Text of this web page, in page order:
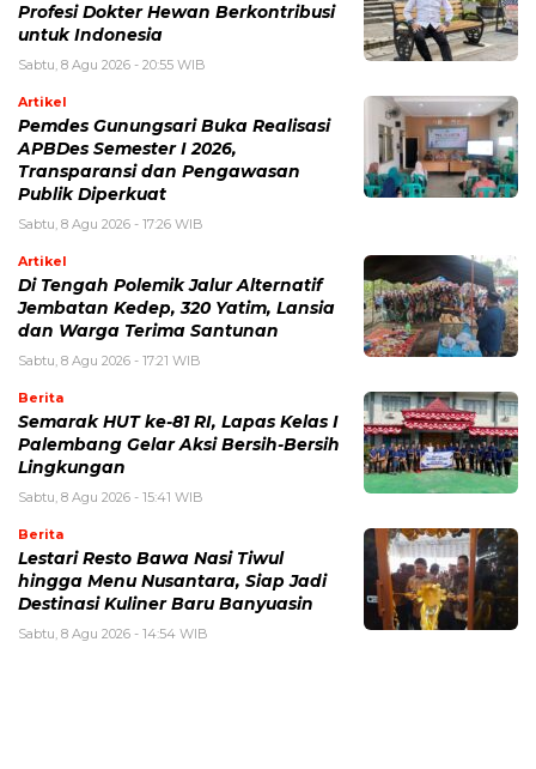
Profesi Dokter Hewan Berkontribusi
untuk Indonesia
Sabtu, 8 Agu 2026 - 20:55 WIB
Artikel
Pemdes Gunungsari Buka Realisasi
APBDes Semester I 2026,
Transparansi dan Pengawasan
Publik Diperkuat
Sabtu, 8 Agu 2026 - 17:26 WIB
Artikel
Di Tengah Polemik Jalur Alternatif
Jembatan Kedep, 320 Yatim, Lansia
dan Warga Terima Santunan
Sabtu, 8 Agu 2026 - 17:21 WIB
Berita
Semarak HUT ke-81 RI, Lapas Kelas I
Palembang Gelar Aksi Bersih-Bersih
Lingkungan
Sabtu, 8 Agu 2026 - 15:41 WIB
Berita
Lestari Resto Bawa Nasi Tiwul
hingga Menu Nusantara, Siap Jadi
Destinasi Kuliner Baru Banyuasin
Sabtu, 8 Agu 2026 - 14:54 WIB